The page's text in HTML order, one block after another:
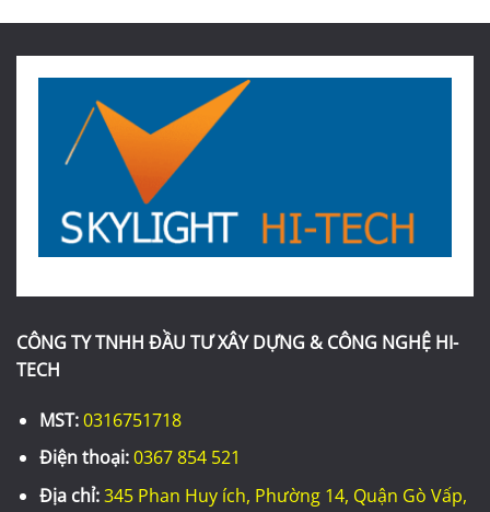
CÔNG TY TNHH ĐẦU TƯ XÂY DỰNG & CÔNG NGHỆ HI-
TECH
MST:0316751718
Điện thoại:0367 854 521
Địa chỉ:345 Phan Huy ích, Phường 14, Quận Gò Vấp,